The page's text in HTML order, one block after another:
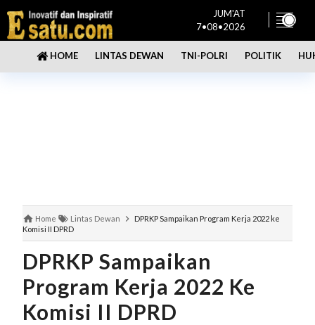
JUM'AT
7•08•2026
HOME LINTAS DEWAN TNI-POLRI POLITIK
Home Lintas Dewan
DPRKP Sampaikan Program Kerja 2022 ke
Komisi II DPRD
DPRKP Sampaikan
Program Kerja 2022 Ke
Komisi II DPRD